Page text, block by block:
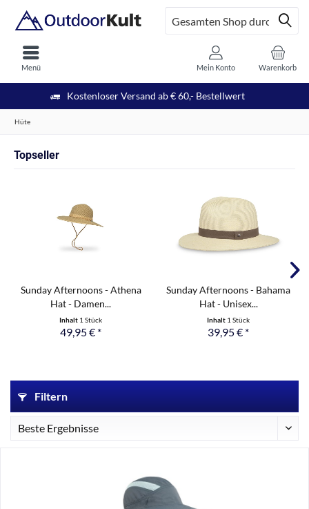
Kostenloser Versand ab € 60,- Bestellwert
Menü Warenkorb
Mein Konto
Hüte
Topseller
Sunday Afternoons - Athena
Hat - Damen...
Inhalt 1 Stück
49,95 € *
Sunday Afternoons - Bahama
Hat - Unisex...
Inhalt 1 Stück
39,95 € *
Filtern